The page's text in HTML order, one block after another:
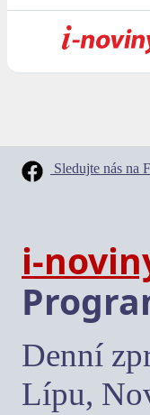
Sledujte nás na
i-
Denní
Lípu,